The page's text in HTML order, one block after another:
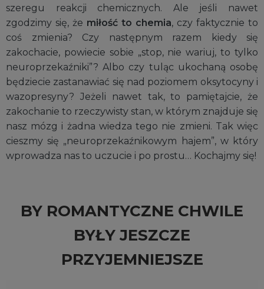
szeregu reakcji chemicznych. Ale jeśli nawet
zgodzimy się, że miłość to chemia, czy faktycznie to
coś zmienia? Czy następnym razem kiedy się
zakochacie, powiecie sobie „stop, nie wariuj, to tylko
neuroprzekaźniki”? Albo czy tuląc ukochaną osobę
będziecie zastanawiać się nad poziomem oksytocyny i
wazopresyny? Jeżeli nawet tak, to pamiętajcie, że
zakochanie to rzeczywisty stan, w którym znajduje się
nasz mózg i żadna wiedza tego nie zmieni. Tak więc
cieszmy się „neuroprzekaźnikowym hajem”, w który
wprowadza nas to uczucie i po prostu… Kochajmy się!
BY ROMANTYCZNE CHWILE
BYŁY JESZCZE
PRZYJEMNIEJSZE